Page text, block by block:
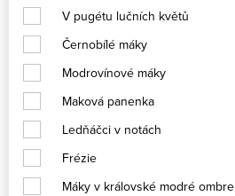
V pugétu lučních květů
Černobílé máky
Modrovínové máky
Maková panenka
Ledňáčci v notách
Frézie
Máky v královské modré ombre